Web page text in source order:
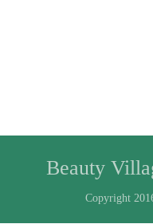
Beauty
Copyright